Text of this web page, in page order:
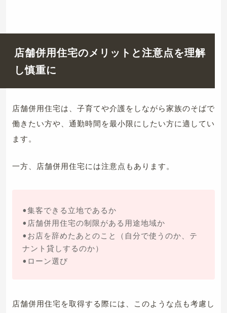
店舗併用住宅のメリットと注意点を理解
し慎重に
店舗併用住宅は、子育てや介護をしながら家族のそばで
働きたい方や、通勤時間を最小限にしたい方に適してい
ます。
一方、店舗併用住宅には注意点もあります。
•集客できる立地であるか
•店舗併用住宅の制限がある用途地域か
•お店を辞めたあとのこと（自分で使うのか、テ
ナント貸しするのか）
•ローン選び
店舗併用住宅を取得する際には、このような点も考慮し